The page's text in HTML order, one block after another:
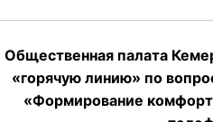
Общественная палата
«горячую линию» по
«Формирование